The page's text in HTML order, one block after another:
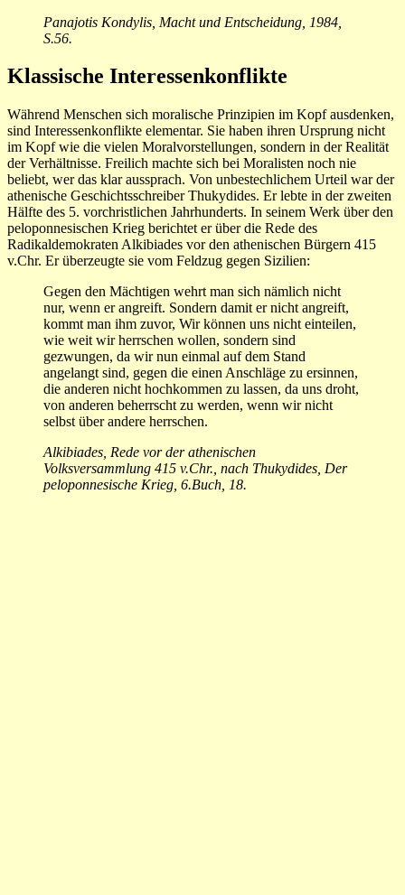
Panajotis Kondylis, Macht und Entscheidung, 1984,
S.56.
Klassische Interessenkonflikte
Während Menschen sich moralische Prinzipien im Kopf ausdenken,
sind Interessenkonflikte elementar. Sie haben ihren Ursprung nicht
im Kopf wie die vielen Moralvorstellungen, sondern in der Realität
der Verhältnisse. Freilich machte sich bei Moralisten noch nie
beliebt, wer das klar aussprach. Von unbestechlichem Urteil war der
athenische Geschichtsschreiber Thukydides. Er lebte in der zweiten
Hälfte des 5. vorchristlichen Jahrhunderts. In seinem Werk über den
peloponnesischen Krieg berichtet er über die Rede des
Radikaldemokraten Alkibiades vor den athenischen Bürgern 415
v.Chr. Er überzeugte sie vom Feldzug gegen Sizilien:
Gegen den Mächtigen wehrt man sich nämlich nicht
nur, wenn er angreift. Sondern damit er nicht angreift,
kommt man ihm zuvor, Wir können uns nicht einteilen,
wie weit wir herrschen wollen, sondern sind
gezwungen, da wir nun einmal auf dem Stand
angelangt sind, gegen die einen Anschläge zu ersinnen,
die anderen nicht hochkommen zu lassen, da uns droht,
von anderen beherrscht zu werden, wenn wir nicht
selbst über andere herrschen.
Alkibiades, Rede vor der athenischen
Volksversammlung 415 v.Chr., nach Thukydides, Der
peloponnesische Krieg, 6.Buch, 18.